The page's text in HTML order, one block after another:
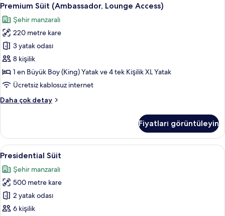
Boy
Engellilere
Uygun
hakkında
daha
fazla
detay
Süit
(Ambassador,
Lounge
Access)
için
tüm
fotoğrafları
10
Premium Süit (Ambassador, Lounge Access)
Şehir manzaralı
220 metre kare
3 yatak odası
8 kişilik
1 en Büyük Boy (King) Yatak ve 4 tek Kişilik XL Yatak
Ücretsiz kablosuz internet
Daha çok detay
Premium
Access)
hakkında
daha
detay
Fiyatları görüntüleyin
Presidential
Süit
için
tüm
fotoğrafları
görün
Presidential Süit | Oturma alanı |
9
Presidential Süit
Şehir manzaralı
500 metre kare
2 yatak odası
6 kişilik